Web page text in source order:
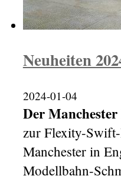
Neuheiten
2024-01-04
Der
zur Flexity-
Manchester in
Modellbahn-